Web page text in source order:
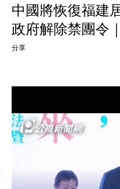
中國將恢復福建
政府解除禁團令
分享